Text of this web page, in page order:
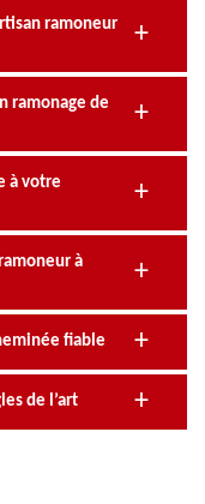
ramoneur
ramonage de
à votre
à
fiable
de l’art